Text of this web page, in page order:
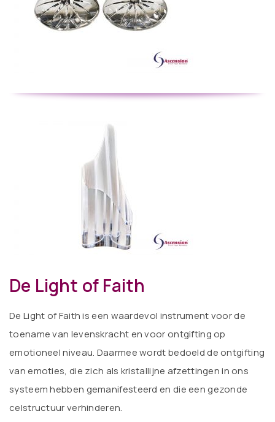
De Light of Faith
De Light of Faith is een waardevol instrument voor de
toename van levenskracht en voor ontgifting op
emotioneel niveau. Daarmee wordt bedoeld de ontgifting
van emoties, die zich als kristallijne afzettingen in ons
systeem hebben gemanifesteerd en die een gezonde
celstructuur verhinderen.